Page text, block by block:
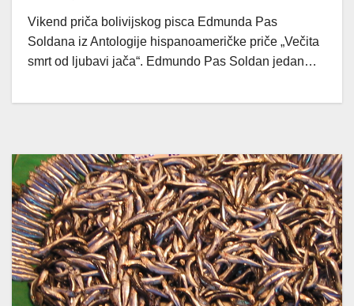
Vikend priča bolivijskog pisca Edmunda Pas
Soldana iz Antologije hispanoameričke priče „Večita
smrt od ljubavi jača“. Edmundo Pas Soldan jedan…